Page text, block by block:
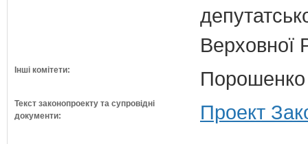
Верховної
Інші комітети: Порошенко
Текст законопроекту та супровідні
документи:
Проект